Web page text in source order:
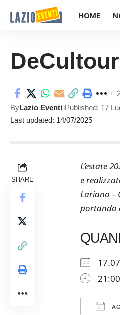
HOME
DeCultour
Last updated: 14/07/2025
ByLazio Eventi Published: 17
SHARE
L’estate
e
Lariano –
portando